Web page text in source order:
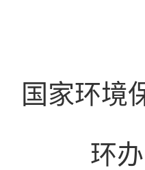
国家环境
环